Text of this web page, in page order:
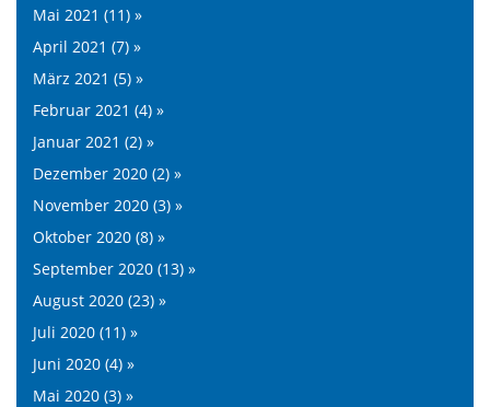
Mai 2021 (11) »
April 2021 (7) »
März 2021 (5) »
Februar 2021 (4) »
Januar 2021 (2) »
Dezember 2020 (2) »
November 2020 (3) »
Oktober 2020 (8) »
September 2020 (13) »
August 2020 (23) »
Juli 2020 (11) »
Juni 2020 (4) »
Mai 2020 (3) »